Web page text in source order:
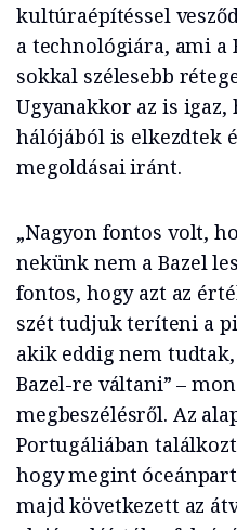
kultúraépítéssel
a technológiára, ami a
sokkal szélesebb
Ugyanakkor az is
hálójából is elkezdtek
megoldásai iránt.
„Nagyon fontos volt,
nekünk nem a Bazel
fontos, hogy azt az
szét tudjuk teríteni a
akik eddig nem
Bazel-re váltani” –
megbeszélésről. Az
Portugáliában
hogy megint
majd következett az